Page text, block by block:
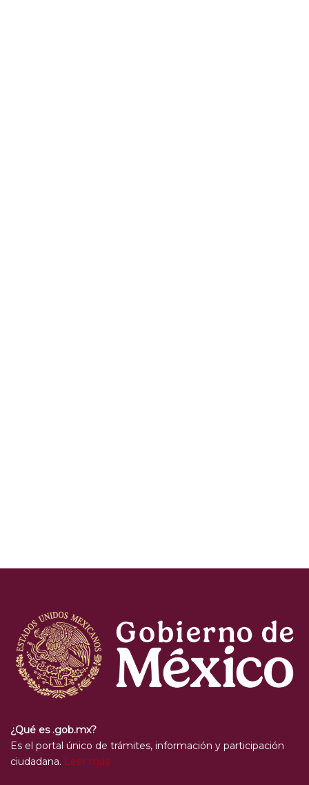
¿Qué es .gob.mx?
Es el portal único de trámites, información y participación
ciudadana. Leer más